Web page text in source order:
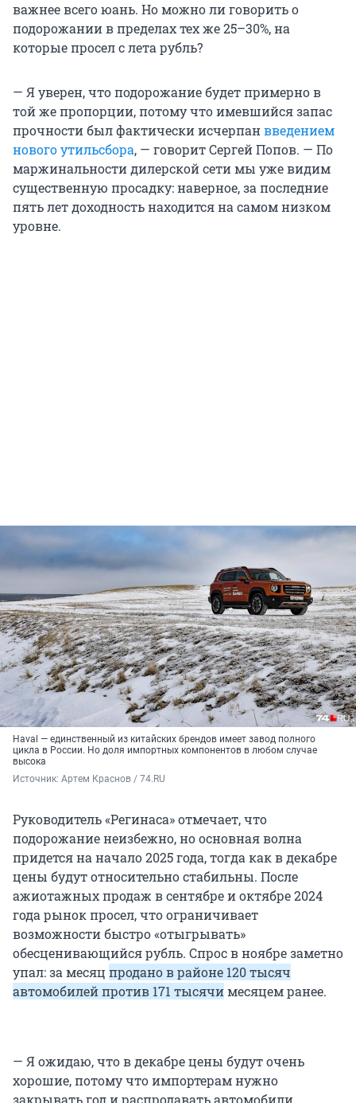
важнее всего юань. Но можно ли говорить о
подорожании в пределах тех же 25–30%, на
которые просел с лета рубль?
— Я уверен, что подорожание будет примерно в
той же пропорции, потому что имевшийся запас
прочности был фактически исчерпанвведением
нового утильсбора, — говорит Сергей Попов. — По
маржинальности дилерской сети мы уже видим
существенную просадку: наверное, за последние
пять лет доходность находится на самом низком
уровне.
Haval — единственный из китайских брендов имеет завод полного
цикла в России. Но доля импортных компонентов в любом случае
высока
Источник: Артем Краснов / 74.RU
Руководитель «Регинаса» отмечает, что
подорожание неизбежно, но основная волна
придется на начало 2025 года, тогда как в декабре
цены будут относительно стабильны. После
ажиотажных продаж в сентябре и октябре 2024
года рынок просел, что ограничивает
возможности быстро «отыгрывать»
обесценивающийся рубль. Спрос в ноябре заметно
упал: за месяц продано в районе 120 тысяч
автомобилей против 171 тысячимесяцем ранее.
— Я ожидаю, что в декабре цены будут очень
хорошие, потому что импортерам нужно
закрывать год и распродавать автомобили,